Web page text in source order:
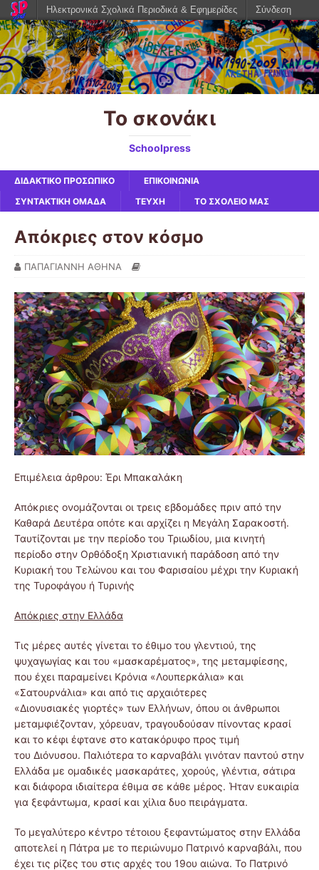
Το σκονάκι
Schoolpress
ΔΙΔΑΚΤΙΚΟ ΠΡΟΣΩΠΙΚΟ
ΕΠΙΚΟΙΝΩΝΙΑ
ΣΥΝΤΑΚΤΙΚΗ ΟΜΑΔΑ
ΤΕΥΧΗ ΤΟ ΣΧΟΛΕΙΟ ΜΑΣ
Απόκριες στον κόσμο
ΠΑΠΑΓΙΑΝΝΗ ΑΘΗΝΑ
Επιμέλεια άρθρου: Έρι Μπακαλάκη
Απόκριες ονομάζονται οι τρεις εβδομάδες πριν από την
Καθαρά Δευτέρα οπότε και αρχίζει η Μεγάλη Σαρακοστή.
Ταυτίζονται με την περίοδο του Τριωδίου, μια κινητή
περίοδο στην Ορθόδοξη Χριστιανική παράδοση από την
Κυριακή του Τελώνου και του Φαρισαίου μέχρι την Κυριακή
της Τυροφάγου ή Τυρινής
Απόκριες στην Ελλάδα
Τις μέρες αυτές γίνεται το έθιμο του γλεντιού, της
ψυχαγωγίας και του «μασκαρέματος», της μεταμφίεσης,
που έχει παραμείνει Κρόνια «Λουπερκάλια» και
«Σατουρνάλια» και από τις αρχαιότερες
«Διονυσιακές γιορτές» των Ελλήνων, όπου οι άνθρωποι
μεταμφιέζονταν, χόρευαν, τραγουδούσαν πίνοντας κρασί
και το κέφι έφτανε στο κατακόρυφο προς τιμή
του Διόνυσου. Παλιότερα το καρναβάλι γινόταν παντού στην
Ελλάδα με ομαδικές μασκαράτες, χορούς, γλέντια, σάτιρα
και διάφορα ιδιαίτερα έθιμα σε κάθε μέρος. Ήταν ευκαιρία
για ξεφάντωμα, κρασί και χίλια δυο πειράγματα.
Το μεγαλύτερο κέντρο τέτοιου ξεφαντώματος στην Ελλάδα
αποτελεί η Πάτρα με το περιώνυμο Πατρινό καρναβάλι, που
έχει τις ρίζες του στις αρχές του 19ου αιώνα. Το Πατρινό
Ηλεκτρονικά Σχολικά Περιοδικά & Εφημερίδες Σύνδεση